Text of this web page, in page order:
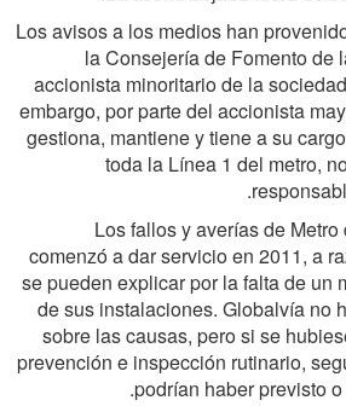
Los avisos a los medios han
la Consejería de Fomento de
accionista minoritario de la
embargo, por parte del accionista
gestiona, mantiene y tiene a su
toda la Línea 1 del metro,
Los fallos y averías de
comenzó a dar servicio en 2011, a
se pueden explicar por la falta de un
de sus instalaciones. Globalvía no
sobre las causas, pero si se
prevención e inspección rutinario,
podrían haber previsto